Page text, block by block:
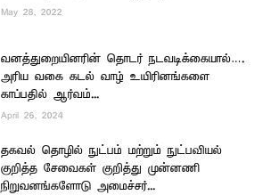
May 28, 2022
வனத்துறையினரின் தொடர் நடவடிக்கையால்….
அரிய வகை கடல் வாழ் உயிரினங்களை
காப்பதில் ஆர்வம்...
April 26, 2024
தகவல் தொழில் நுட்பம் மற்றும் நுட்பவியல்
குறித்த சேவைகள் குறித்து முன்னணி
நிறுவனங்களோடு அமைச்சர்...